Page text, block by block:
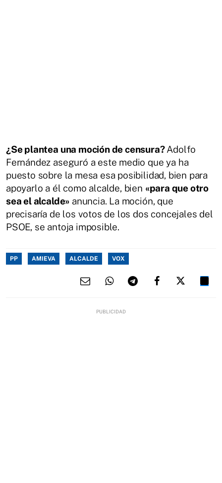
¿Se plantea una moción de censura?Adolfo
Fernández aseguró a este medio que ya ha
puesto sobre la mesa esa posibilidad, bien para
apoyarlo a él como alcalde, bien «para que otro
sea el alcalde» anuncia. La moción, que
precisaría de los votos de los dos concejales del
PSOE, se antoja imposible.
PP AMIEVA ALCALDE VOX